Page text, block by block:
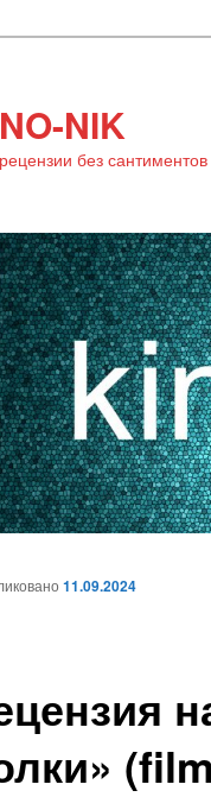
NIK
без сантиментов
11.09.2024